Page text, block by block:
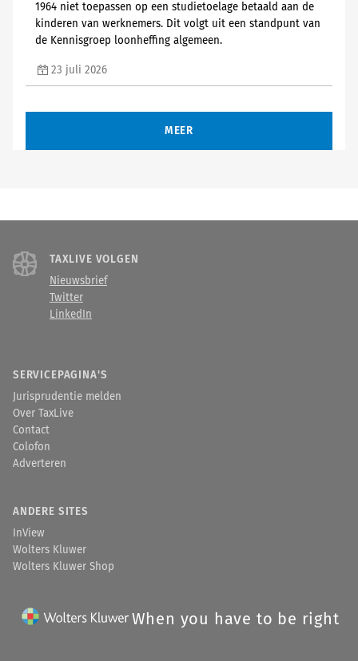
1964 niet toepassen op een studietoelage betaald aan de
kinderen van werknemers. Dit volgt uit een standpunt van
de Kennisgroep loonheffing algemeen.
23 juli 2026
MEER
TAXLIVE VOLGEN
Nieuwsbrief
Twitter
LinkedIn
SERVICEPAGINA'S
Jurisprudentie melden
Over TaxLive
Contact
Colofon
Adverteren
ANDERE SITES
InView
Wolters Kluwer
Wolters Kluwer Shop
When you have to be right